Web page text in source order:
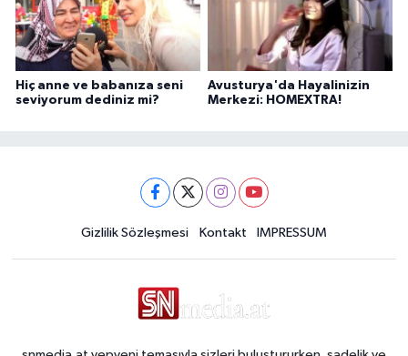
Hiç anne ve babanıza seni
seviyorum dediniz mi?
Avusturya'da Hayalinizin
Merkezi: HOMEXTRA!
Gizlilik Sözleşmesi Kontakt IMPRESSUM